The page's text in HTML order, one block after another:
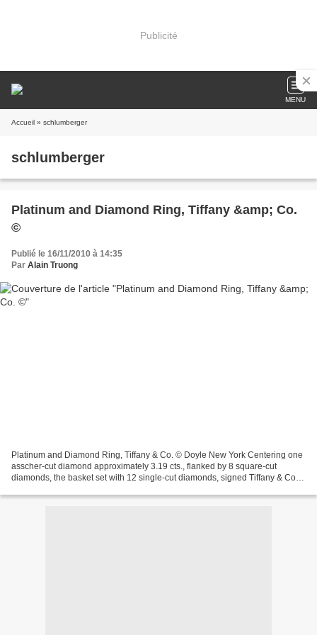
Publicité
MENU
Accueil » schlumberger
schlumberger
Platinum and Diamond Ring, Tiffany &amp; Co.
©
Publié le 16/11/2010 à 14:35
Par Alain Truong
Platinum and Diamond Ring, Tiffany & Co. © Doyle New York Centering one
asscher-cut diamond approximately 3.19 cts., flanked by 8 square-cut
diamonds, the basket set with 12 single-cut diamonds, signed Tiffany & Co.,